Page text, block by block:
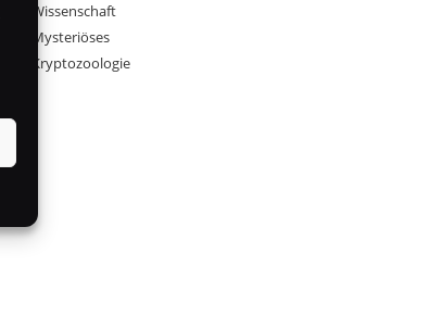
Wissenschaft
Mysteriöses
Kryptozoologie